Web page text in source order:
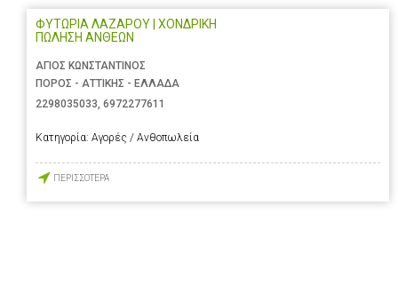
ΦΥΤΩΡΙΑ ΛΑΖΑΡΟΥ | ΧΟΝΔΡΙΚΗ
ΠΩΛΗΣΗ ΑΝΘΕΩΝ
ΑΓΙΟΣ ΚΩΝΣΤΑΝΤΙΝΟΣ
ΠΟΡΟΣ - ΑΤΤΙΚΗΣ - ΕΛΛΑΔΑ
2298035033, 6972277611
Κατηγορία: Αγορές / Ανθοπωλεία
ΠΕΡΙΣΣΟΤΕΡΑ